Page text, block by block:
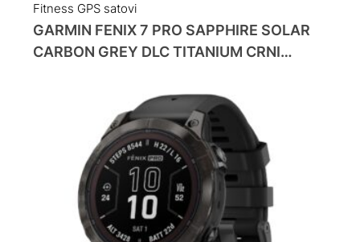
Fitness GPS satovi
GARMIN FENIX 7 PRO SAPPHIRE SOLAR
CARBON GREY DLC TITANIUM CRNI